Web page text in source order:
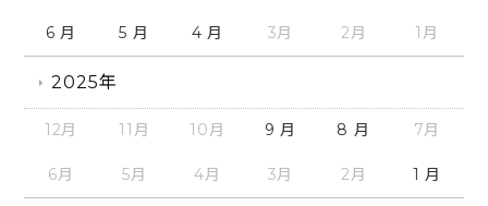
6 月 5 月 4 月 3月 2月 1月
2025年
12月 11月 10月 9 月 8 月 7月
6月 5月 4月 3月 2月 1 月